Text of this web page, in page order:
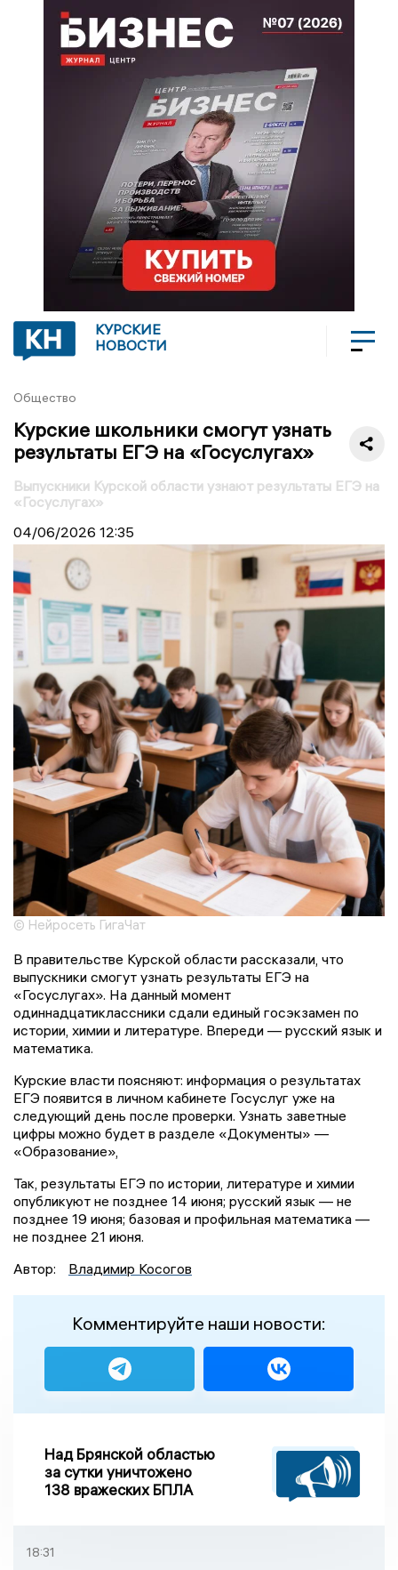
КУРСКИЕ
НОВОСТИ
Общество
Курские школьники смогут узнать
результаты ЕГЭ на «Госуслугах»
Выпускники Курской области узнают результаты ЕГЭ на
«Госуслугах»
04/06/2026 12:35
© Нейросеть ГигаЧат
В правительстве Курской области рассказали, что
выпускники смогут узнать результаты ЕГЭ на
«Госуслугах». На данный момент
одиннадцатиклассники сдали единый госэкзамен по
истории, химии и литературе. Впереди — русский язык и
математика.
Курские власти поясняют: информация о результатах
ЕГЭ появится в личном кабинете Госуслуг уже на
следующий день после проверки. Узнать заветные
цифры можно будет в разделе «Документы» —
«Образование»,
Так, результаты ЕГЭ по истории, литературе и химии
опубликуют не позднее 14 июня; русский язык — не
позднее 19 июня; базовая и профильная математика —
не позднее 21 июня.
Автор:
Владимир Косогов
Комментируйте наши новости:
Над Брянской областью
за сутки уничтожено
138 вражеских БПЛА
18:31